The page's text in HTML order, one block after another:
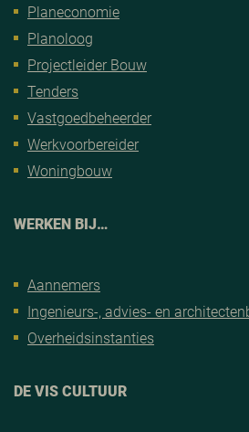
Planeconomie
Planoloog
Projectleider Bouw
Tenders
Vastgoedbeheerder
Werkvoorbereider
Woningbouw
WERKEN BIJ…
Aannemers
Ingenieurs-, advies- en
Overheidsinstanties
DE VIS CULTUUR